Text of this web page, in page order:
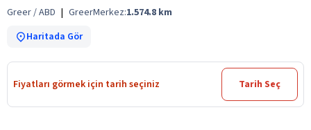
Greer / ABD | GreerMerkez:1.574.8 km
Haritada Gör
Fiyatları görmek için tarih seçiniz Tarih Seç